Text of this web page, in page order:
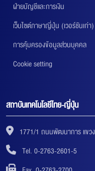
ฝ่ายบัญชีและการเงิน
เว็บไซต์ภาษาญี่ปุ่น (เวอร์ชันเก่า)
การคุ้มครองข้อมูลส่วนบุคคล
Cookie setting
สถาบันเทคโนโลยีไทย-ญี่ปุ่น
1771/1 ถนนพัฒนาการ แขว
Tel. 0-2763-2601-5